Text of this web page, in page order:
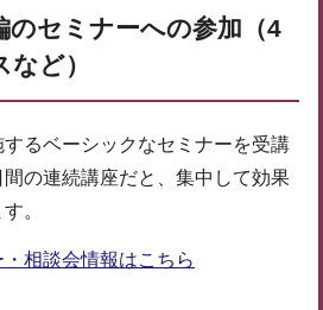
のセミナーへの参加（4
など）
るベーシックなセミナーを受講
の連続講座だと、集中して効果
。
相談会情報はこちら